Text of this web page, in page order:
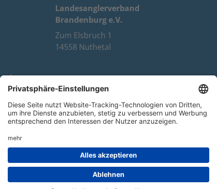
Landesanglerverband
Brandenburg e.V.
Zum Elsbruch 1
14558 Nuthetal
Impressum
Datenschutz
FAQ